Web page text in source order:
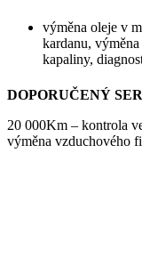
výměna oleje v
kardanu,
kapaliny,
DOPORUČENÝ
20 000Km – kontrola
výměna vzduchového